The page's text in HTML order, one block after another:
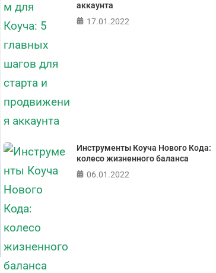
аккаунта
17.01.2022
Инструменты Коуча Нового Кода:
колесо жизненного баланса
06.01.2022